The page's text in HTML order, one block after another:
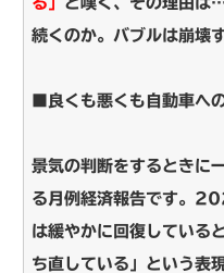
続くのか。バブルは崩壊
■良くも悪くも自動車へ
景気の判断をするときに
る月例経済報告です。
は緩やかに回復している
ち直している」という表